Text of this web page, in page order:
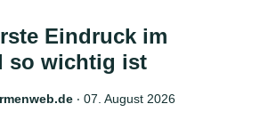
Eindruck im
so wichtig ist
‧ 07. August 2026